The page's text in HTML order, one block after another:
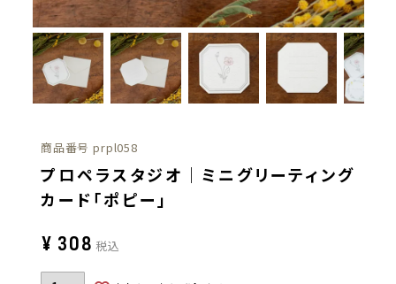
商品番号 prpl058
プロペラスタジオ｜ミニグリーティング
カード「ポピー」
¥ 308 税込